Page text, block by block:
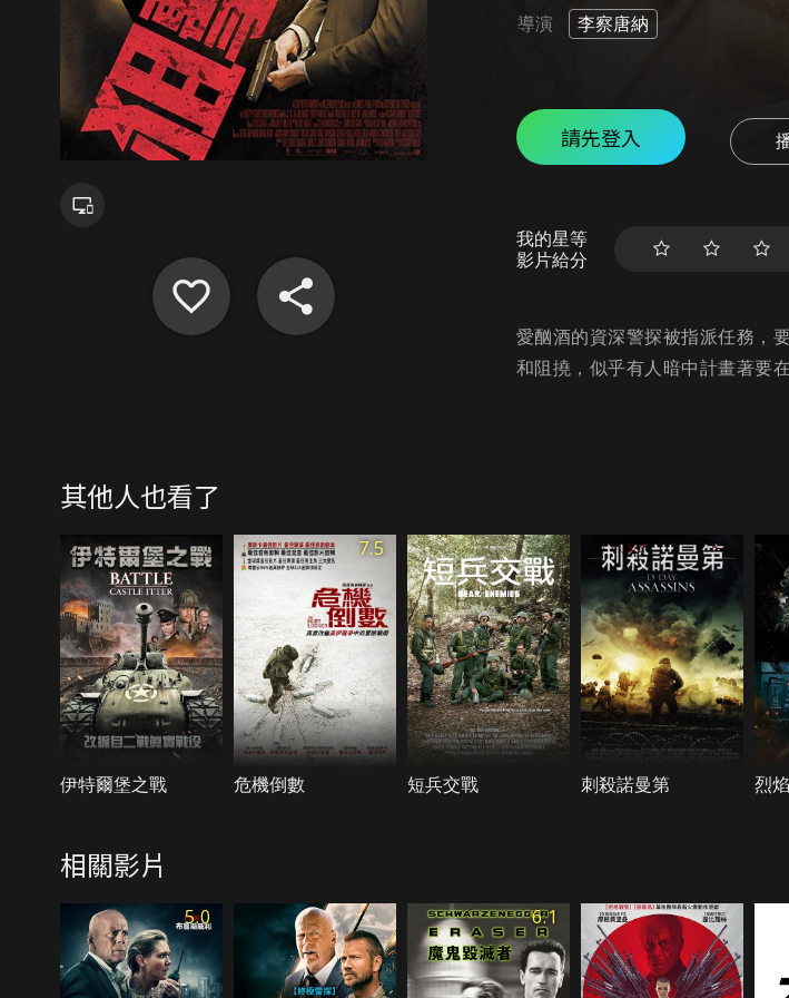
導演 李察唐納
請先登入
我的星等
影片給分
愛酗酒的資深警探被指派任務，
和阻撓，似乎有人暗中計畫著要
其他人也看了
伊特爾堡之戰
7.5
危機倒數 短兵交戰 刺殺諾曼第 烈
相關影片
5.0 6.1